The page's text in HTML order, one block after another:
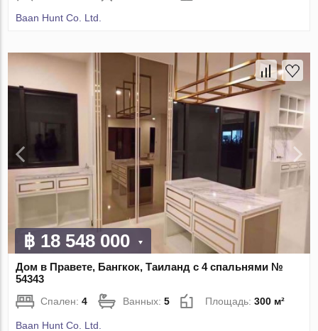
Baan Hunt Co. Ltd.
฿ 18 548 000
Дом в Правете, Бангкок, Таиланд с 4 спальнями №
54343
Спален:4 Ванных:5 Площадь:300 м²
Baan Hunt Co. Ltd.